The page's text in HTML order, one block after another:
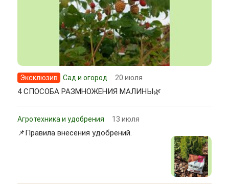
Эксклюзив Сад и огород 20 июля
4 СПОСОБА РАЗМНОЖЕНИЯ МАЛИНЫ🌿
Агротехника и удобрения 13 июля
📌Правила внесения удобрений.